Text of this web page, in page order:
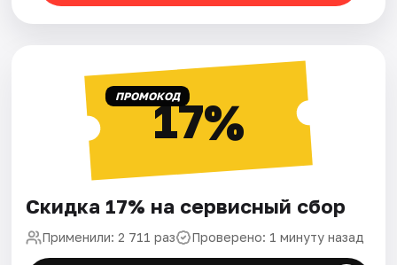
ПРОМОКОД17%
Скидка 17% на сервисный сбор
Применили: 2 711 раз Проверено: 1 минуту назад